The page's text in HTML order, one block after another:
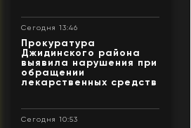
Сегодня 13:46
Прокуратура
Джидинского района
выявила нарушения при
обращении
лекарственных средств
Сегодня 10:53